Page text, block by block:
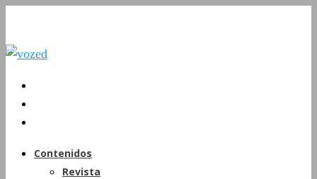
Contenidos
Revista